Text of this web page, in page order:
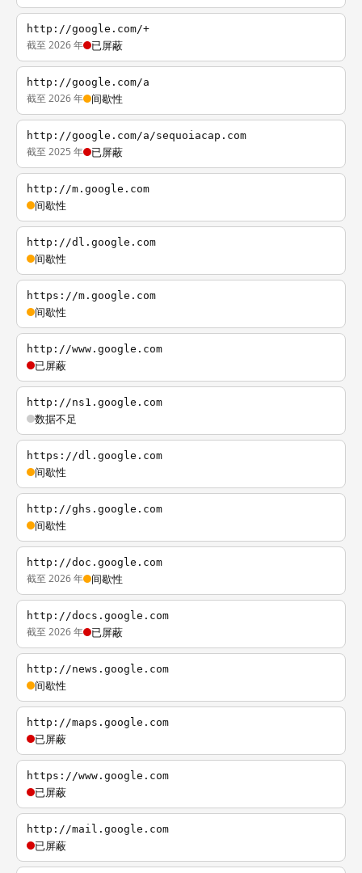
http://google.com/+
截至 2026 年 已屏蔽
http://google.com/a
截至 2026 年 间歇性
http://google.com/a/sequoiacap.com
截至 2025 年 已屏蔽
http://m.google.com
间歇性
http://dl.google.com
间歇性
https://m.google.com
间歇性
http://www.google.com
已屏蔽
http://ns1.google.com
数据不足
https://dl.google.com
间歇性
http://ghs.google.com
间歇性
http://doc.google.com
截至 2026 年 间歇性
http://docs.google.com
截至 2026 年 已屏蔽
http://news.google.com
间歇性
http://maps.google.com
已屏蔽
https://www.google.com
已屏蔽
http://mail.google.com
已屏蔽